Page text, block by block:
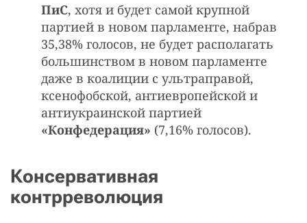
ПиС, хотя и будет самой крупной
партией в новом парламенте, набрав
35,38% голосов, не будет располагать
большинством в новом парламенте
даже в коалиции с ультраправой,
ксенофобской, антиевропейской и
антиукраинской партией
«Конфедерация» (7,16% голосов).
Консервативная
контрреволюция